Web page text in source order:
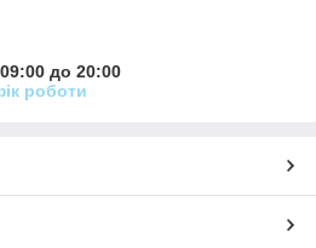
до 20:00
роботи